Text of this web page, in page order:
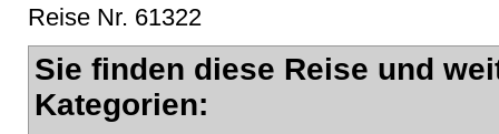
Reise Nr. 61322
Sie finden diese Reise und
Kategorien: